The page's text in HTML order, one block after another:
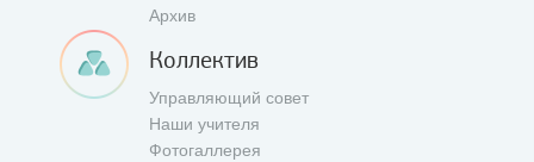
Архив
Коллектив
Управляющий совет
Наши учителя
Фотогаллерея